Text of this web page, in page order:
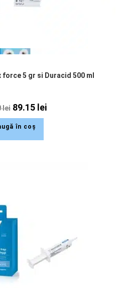
5 gr si Duracid 500 ml
lei 89.15 lei
în coș